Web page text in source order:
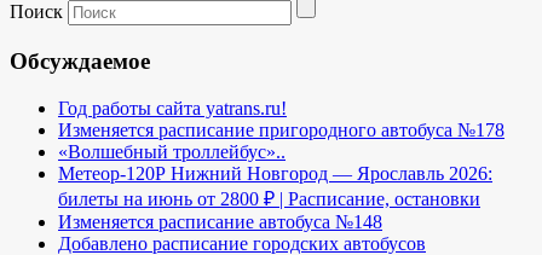
Поиск
Обсуждаемое
Год работы сайта yatrans.ru!
Изменяется расписание пригородного автобуса №178
«Волшебный троллейбус»..
Метеор-120Р Нижний Новгород — Ярославль 2026:
билеты на июнь от 2800 ₽ | Расписание, остановки
Изменяется расписание автобуса №148
Добавлено расписание городских автобусов